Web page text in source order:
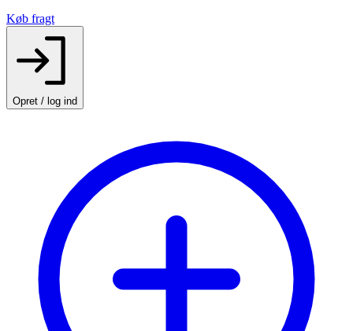
Køb fragt
Opret / log ind